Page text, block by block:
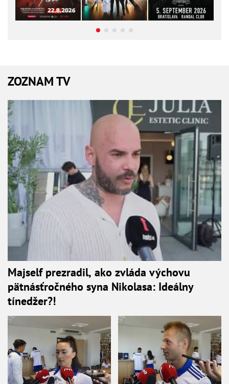
ZOZNAM TV
Majself prezradil, ako zvláda výchovu
pätnásťročného syna Nikolasa: Ideálny
tínedžer?!